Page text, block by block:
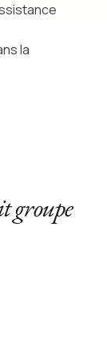
la
groupe